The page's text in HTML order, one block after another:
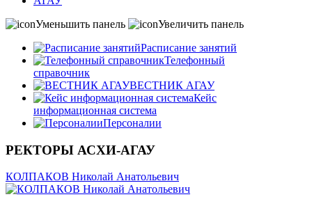
Уменьшить панель
Увеличить панель
Расписание занятий
Телефонный
справочник
ВЕСТНИК АГАУ
Кейс
информационная система
Персоналии
РЕКТОРЫ АСХИ-АГАУ
КОЛПАКОВ Николай Анатольевич